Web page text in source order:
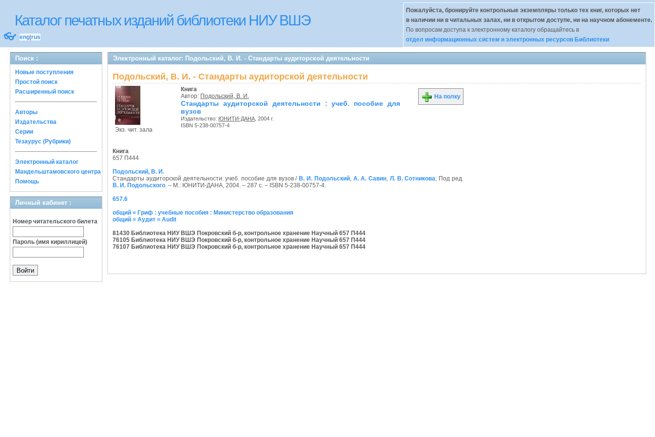
Каталог печатных изданий библиотеки НИУ ВШЭ
👓 eng rus
Пожалуйста, бронируйте контрольные экземпляры только тех книг, которых нет
в наличии ни в читальных залах, ни в открытом доступе, ни на научном абонементе.
По вопросам доступа к электронному каталогу обращайтесь в
отдел информационных систем и электронных ресурсов Библиотеки
Поиск :
Новые поступления
Простой поиск
Расширенный поиск
Авторы
Издательства
Серии
Тезаурус (Рубрики)
Электронный каталог
Мандельштамовского центра
Помощь
Личный кабинет :
Номер читательского билета
Пароль (имя кириллицей)
Электронный каталог: Подольский, В. И. - Стандарты аудиторской деятельности
Подольский, В. И. - Стандарты аудиторской деятельности
Экз. чит. зала
Книга
Автор: Подольский, В. И.
Стандарты аудиторской деятельности : учеб. пособие для
вузов
Издательство: ЮНИТИ-ДАНА , 2004 г.
ISBN 5-238-00757-4
На полку
Книга
657 П444
Подольский, В. И.
Стандарты аудиторской деятельности: учеб. пособие для вузов / В. И. Подольский, А. А. Савин, Л. В. Сотникова; Под ред.
В. И. Подольского. – М.: ЮНИТИ-ДАНА, 2004. – 287 с. – ISBN 5-238-00757-4.
657.6
общий = Гриф : учебные пособия : Министерство образования
общий = Аудит = Audit
81430 Библиотека НИУ ВШЭ Покровский б-р, контрольное хранение Научный 657 П444
76105 Библиотека НИУ ВШЭ Покровский б-р, контрольное хранение Научный 657 П444
76107 Библиотека НИУ ВШЭ Покровский б-р, контрольное хранение Научный 657 П444